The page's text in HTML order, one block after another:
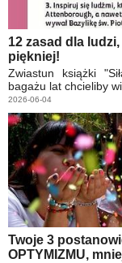
12 zasad dla
piękniej!
Zwiastun książki
bagażu lat chcieliby
2026-06-04
Twoje 3
OPTYMIZMU,